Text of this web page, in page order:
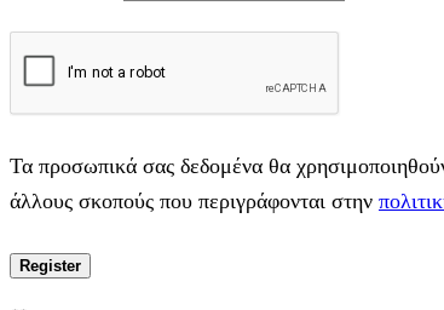
Τα προσωπικά σας δεδομένα θα
άλλους σκοπούς που περιγράφονται στην
Register